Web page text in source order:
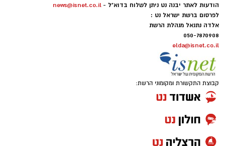
הודעות לאתר יבנה נט ניתן לשלוח בדוא"ל - news@isnet.co.il
לפרסום ברשת ישראל נט :
אלדה נתנאל מנהלת הרשת
050-7870908
elda@isnet.co.il
קבוצת התקשורת ומקומוני הרשת: